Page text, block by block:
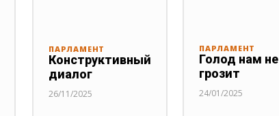
ПАРЛАМЕНТ
Конструктивный
диалог
26/11/2025
ПАРЛАМЕНТ
Голод нам не
грозит
24/01/2025